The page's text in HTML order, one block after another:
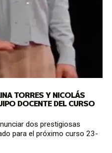
TORRES Y NICOLÁS
DOCENTE DEL CURSO
dos prestigiosas
para el próximo curso 23-